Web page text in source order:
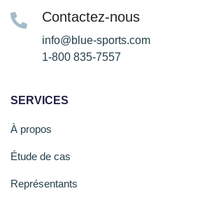
Contactez-nous
info@blue-sports.com
1-800 835-7557
SERVICES
À propos
Étude de cas
Représentants